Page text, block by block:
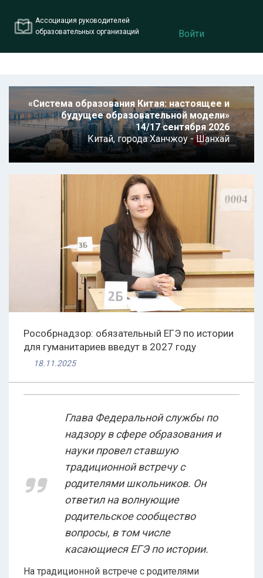
Ассоциация руководителей
образовательных организаций
Войти
«Система образования Китая: настоящее и
будущее образовательной модели»
14/17 сентября 2026
Китай,города Ханчжоу - Шанхай
Рособрнадзор: обязательный ЕГЭ по истории
для гуманитариев введут в 2027 году
18.11.2025
Глава Федеральной службы по
надзору в сфере образования и
науки провел ставшую
традиционной встречу с
родителями школьников. Он
ответил на волнующие
родительское сообщество
вопросы, в том числе
касающиеся ЕГЭ по истории.
На традиционной встрече с родителями